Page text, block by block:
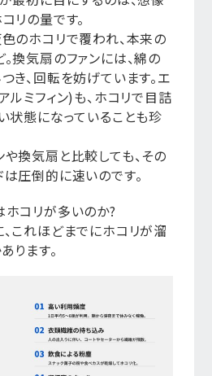
リの量です。
のホコリで覆われ、本来の
換気扇のファンには、綿の
き、回転を妨げています。エ
ミフィン)も、ホコリで目詰
状態になっていることも珍
換気扇と比較しても、その
圧倒的に速いのです。
コリが多いのか?
これほどまでにホコリが溜
ります。